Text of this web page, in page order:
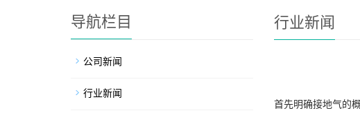
行业新闻
首先明确接地气的
导航栏目
公司新闻
行业新闻